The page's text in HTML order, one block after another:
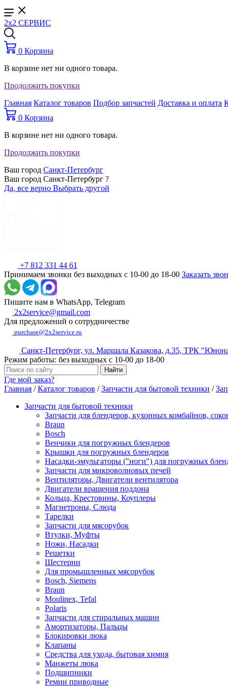
2x2 СЕРВИС
0 Корзина
В корзине нет ни одного товара.
Продолжить покупки
Главная Каталог товаров Подбор запчастей Доставка и оплата
0 Корзина
В корзине нет ни одного товара.
Продолжить покупки
Ваш город Санкт-Петербург
Ваш город Санкт-Петербург ?
Да, все верно Выбрать другой
+7 812 331 44 61
Принимаем звонки без выходных с 10-00 до 18-00 Заказать
Пишите нам в WhatsApp, Telegram
2x2service@gmail.com
Для предложений о сотрудничестве
purchase@2x2service.ru
Санкт-Петербург, ул. Маршала Казакова, д.35, ТРК
Режим работы: без выходных с 10-00 до 18-00
Где мой заказ?
Главная /Каталог товаров /Запчасти для бытовой техники /
Запчасти для бытовой техники
Запчасти для блендеров, кухонных комбайнов,
Braun
Bosch
Венчики для погружных блендеров
Крышки для погружных блендеров
Насадки-эмульгаторы ("ноги") для погружных
Запчасти для микроволновых печей
Вентиляторы, Двигатели вентилятора
Двигатели вращения поддона
Кольца, Крестовины, Коуплеры
Магнетроны, Слюда
Тарелки
Запчасти для мясорубок
Втулки, Муфты
Ножи, Насадки
Решетки
Шестерни
Для промышленных мясорубок
Bosch, Siemens
Braun
Moulinex, Tefal
Polaris
Запчасти для стиральных машин
Амортизаторы, Пальцы
Блокировки люка
Клапаны
Средства для ухода, бытовая химия
Манжеты люка
Подшипники
Ремни приводные